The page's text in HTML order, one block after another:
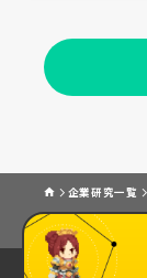
企業研究一覧